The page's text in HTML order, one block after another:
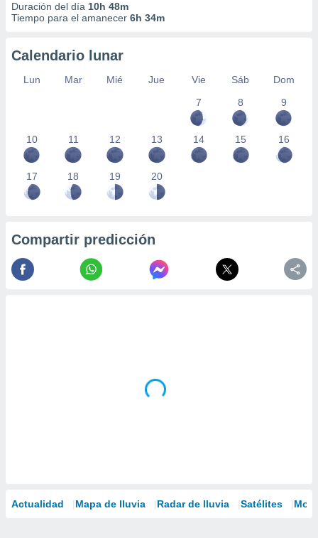
Duración del día 10h 48m
Tiempo para el amanecer 6h 34m
Calendario lunar
Lun Mar Mié Jue Vie Sáb
Dom
7
8 9
10 11 12 13 14 15 16
17 18 19 20
Compartir predicción
Actualidad Mapa de lluvia Radar de lluvia Satélites